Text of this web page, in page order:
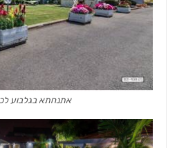
אתנחתא בגלבוע